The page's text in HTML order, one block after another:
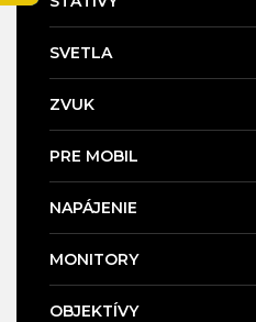
SVETLA
ZVUK
PRE MOBIL
NAPÁJENIE
MONITORY
OBJEKTÍVY